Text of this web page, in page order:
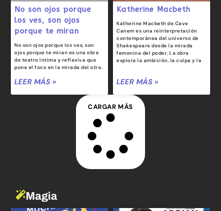
No son ojos porque
los ves, son ojos
porque te miran
No son ojos porque los ves, son
ojos porque te miran es una obra
de teatro íntima y reflexiva que
pone el foco en la mirada del otro.
LEER MÁS »
Katherine Macbeth
Katherine Macbeth de Cave
Canem es una reinterpretación
contemporánea del universo de
Shakespeare desde la mirada
femenina del poder. La obra
explora la ambición, la culpa y la
LEER MÁS »
CARGAR MÁS
Magia